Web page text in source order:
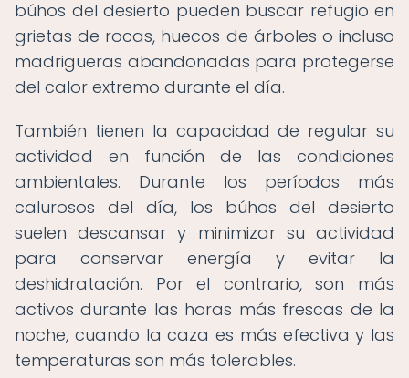
búhos del desierto pueden buscar refugio en
grietas de rocas, huecos de árboles o incluso
madrigueras abandonadas para protegerse
del calor extremo durante el día.
También tienen la capacidad de regular su
actividad en función de las condiciones
ambientales. Durante los períodos más
calurosos del día, los búhos del desierto
suelen descansar y minimizar su actividad
para conservar energía y evitar la
deshidratación. Por el contrario, son más
activos durante las horas más frescas de la
noche, cuando la caza es más efectiva y las
temperaturas son más tolerables.